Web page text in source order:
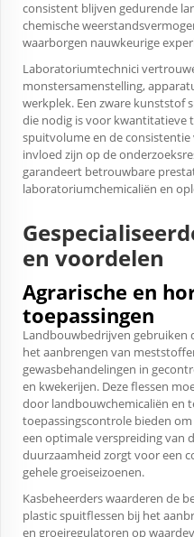
consistent blijven gedurende
chemische
waarborgen nauwkeurige
Laboratoriumtechnici
monstersamenstelling,
werkplek. Een zware kunststof
die nodig is voor kwantitatieve
spuitvolume en de
invloed zijn op de
garandeert betrouwbare
laboratoriumchemicaliën en
en voordelen
Agrarische en
toepassingen
Landbouwbedrijven gebruiken
het aanbrengen van
gewasbehandelingen in
en kwekerijen. Deze flessen
door landbouwchemicaliën en
toepassingscontrole bieden
een optimale verspreiding van
duurzaamheid zorgt voor een
gehele groeiseizoenen.
Kasbeheerders waarderen de
plastic spuitflessen bij het
en groeiregulatoren op